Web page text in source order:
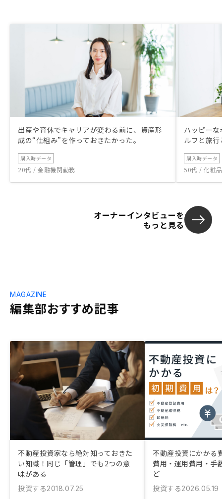
出産や育休でキャリアが変わる前に、資産形
成の“仕組み”を作っておきたかった。
購入時データ
20代 / 金融機関勤務
ハッピー
ルフと旅
購入時データ
50代 / 化粧
オーナーインタビューを
もっと見る
編集部おすすめ記事
MAGAZINE
不動産投資家なら絶対知っておきた
い知識！同じ「管理」でも2つの意
味がある
投資する2018.07.25
不動産投資にかかる
費用・運用費用・手
ど
投資する2026.05.19